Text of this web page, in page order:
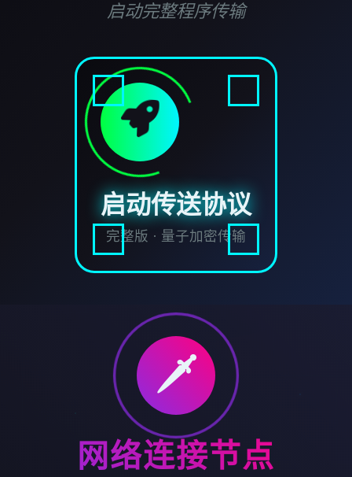
启动完整程序传输
启动传送协议
完整版 · 量子加密传输
🗡️
网络连接节点